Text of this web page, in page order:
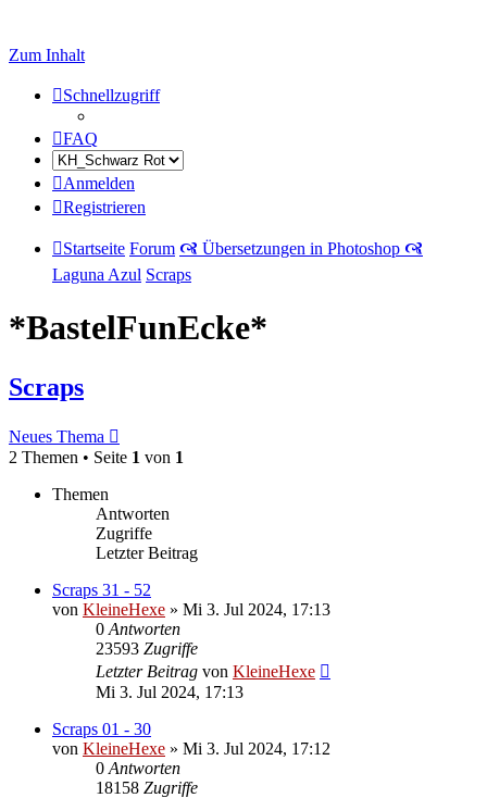
Zum Inhalt
Schnellzugriff
FAQ
Anmelden
Registrieren
Startseite Forum 🙧 Übersetzungen in Photoshop 🙧
Laguna Azul Scraps
*BastelFunEcke*
Scraps
Neues Thema
2 Themen • Seite 1 von 1
Themen
Antworten
Zugriffe
Letzter Beitrag
Scraps 31 - 52
von KleineHexe » Mi 3. Jul 2024, 17:13
0 Antworten
23593 Zugriffe
Letzter Beitrag von KleineHexe
Mi 3. Jul 2024, 17:13
Scraps 01 - 30
von KleineHexe » Mi 3. Jul 2024, 17:12
0 Antworten
18158 Zugriffe